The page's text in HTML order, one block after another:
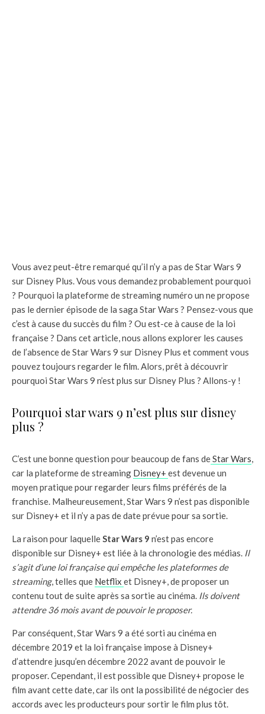
Vous avez peut-être remarqué qu’il n’y a pas de Star Wars 9
sur Disney Plus. Vous vous demandez probablement pourquoi
? Pourquoi la plateforme de streaming numéro un ne propose
pas le dernier épisode de la saga Star Wars ? Pensez-vous que
c’est à cause du succès du film ? Ou est-ce à cause de la loi
française ? Dans cet article, nous allons explorer les causes
de l’absence de Star Wars 9 sur Disney Plus et comment vous
pouvez toujours regarder le film. Alors, prêt à découvrir
pourquoi Star Wars 9 n’est plus sur Disney Plus ? Allons-y !
Pourquoi star wars 9 n’est plus sur disney
plus ?
C’est une bonne question pour beaucoup de fans deStar Wars,
car la plateforme de streaming Disney+ est devenue un
moyen pratique pour regarder leurs films préférés de la
franchise. Malheureusement, Star Wars 9 n’est pas disponible
sur Disney+ et il n’y a pas de date prévue pour sa sortie.
La raison pour laquelleStar Wars 9 n’est pas encore
disponible sur Disney+ est liée à la chronologie des médias. Il
s’agit d’une loi française qui empêche les plateformes de
streaming, telles que Netflix et Disney+, de proposer un
contenu tout de suite après sa sortie au cinéma. Ils doivent
attendre 36 mois avant de pouvoir le proposer.
Par conséquent, Star Wars 9 a été sorti au cinéma en
décembre 2019 et la loi française impose à Disney+
d’attendre jusqu’en décembre 2022 avant de pouvoir le
proposer. Cependant, il est possible que Disney+ propose le
film avant cette date, car ils ont la possibilité de négocier des
accords avec les producteurs pour sortir le film plus tôt.